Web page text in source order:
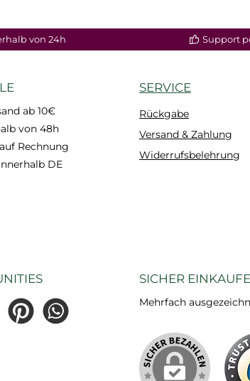
von 24h Support
ab 10€
von 48h
Rechnung
DE
SERVICE
Rückgabe
Versand & Zahlung
Widerrufsbelehrung
PinterestWhatsApp
SICHER
Mehrfach